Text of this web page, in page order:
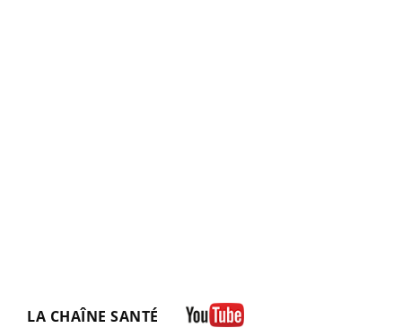
LA CHAÎNE SANTÉ